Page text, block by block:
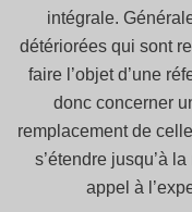
intégrale.
détériorées qui sont
faire l’objet d’une
donc concerner
remplacement de
s’étendre jusqu’à
appel à